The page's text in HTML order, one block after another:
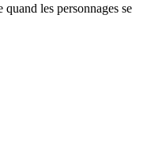
les personnages se